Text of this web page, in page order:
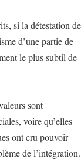
si la détestation de
d’une partie de
le plus subtil de
sont
voire qu’elles
ont cru pouvoir
de l’intégration.